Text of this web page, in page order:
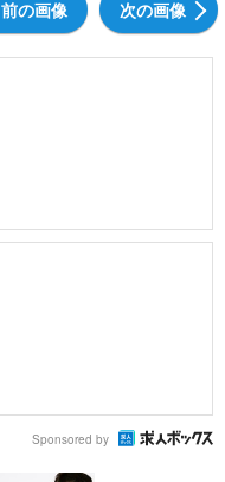
前の画像 次の画像
Sponsored by